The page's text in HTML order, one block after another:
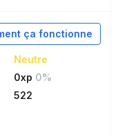
ça fonctionne
Neutre
0xp 0%
522